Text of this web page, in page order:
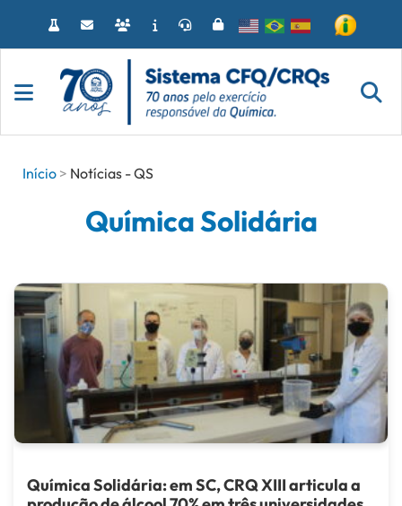
o
Início
Notícias - QS
Química Solidária
Química Solidária: em SC, CRQ XIII articula a